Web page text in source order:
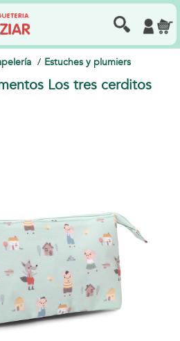
Estuches y plumiers
Los tres cerditos